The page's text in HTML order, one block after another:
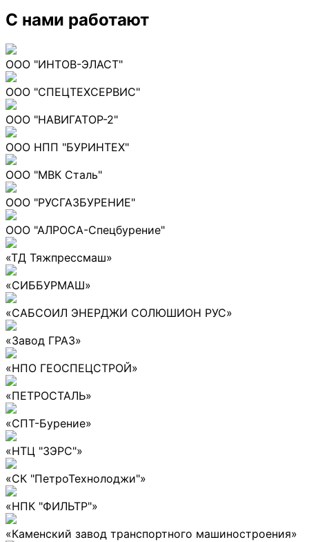
С нами работают
ООО "ИНТОВ-ЭЛАСТ"
ООО "СПЕЦТЕХСЕРВИС"
ООО "НАВИГАТОР-2"
ООО НПП "БУРИНТЕХ"
ООО "МВК Сталь"
ООО "РУСГАЗБУРЕНИЕ"
ООО "АЛРОСА-Спецбурение"
«ТД Тяжпрессмаш»
«СИББУРМАШ»
«САБСОИЛ ЭНЕРДЖИ СОЛЮШИОН РУС»
«Завод ГРАЗ»
«НПО ГЕОСПЕЦСТРОЙ»
«ПЕТРОСТАЛЬ»
«СПТ-Бурение»
«НТЦ "ЗЭРС"»
«СК "ПетроТехнолоджи"»
«НПК "ФИЛЬТР"»
«Каменский завод транспортного машиностроения»